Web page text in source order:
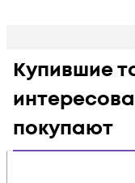
Купившие
покупают